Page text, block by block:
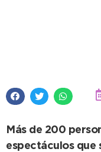
Más de 200
espectáculos que